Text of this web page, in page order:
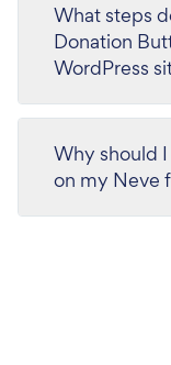
What steps
Donation
WordPress
Why should
on my Neve